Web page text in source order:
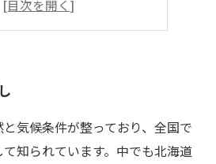
気候条件が整っており、全国で
知られています。中でも北海道